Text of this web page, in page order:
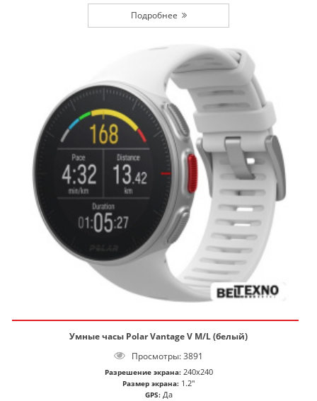
Умные часы Polar Vantage V M/L (белый)
Просмотры: 3891
Разрешение экрана: 240x240
Размер экрана: 1.2"
GPS: Да